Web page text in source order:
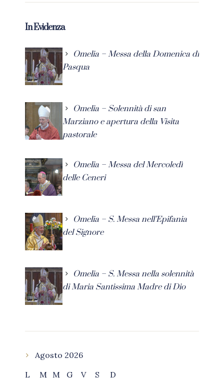
In Evidenza
Omelia – Messa della Domenica di
Pasqua
Omelia – Solennità di san
Marziano e apertura della Visita
pastorale
Omelia – Messa del Mercoledì
delle Ceneri
Omelia – S. Messa nell’Epifania
del Signore
Omelia – S. Messa nella solennità
di Maria Santissima Madre di Dio
Agosto 2026
L
M M G V S D